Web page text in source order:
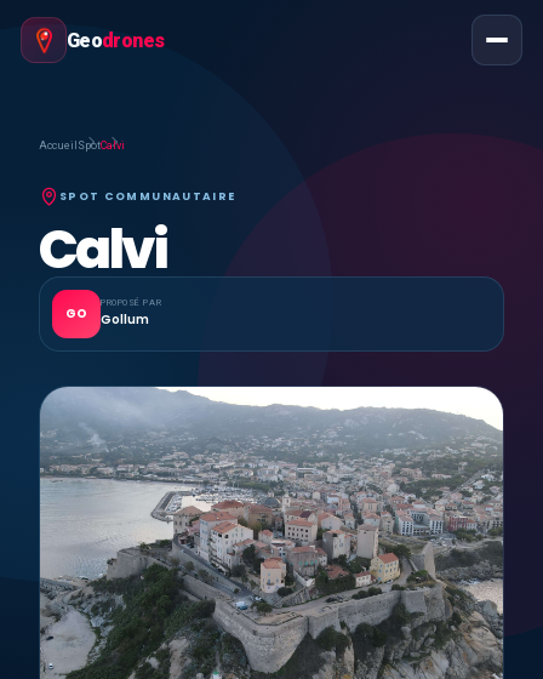
Geodrones
Accueil SpotCalvi
SPOT COMMUNAUTAIRE
Calvi
GO
PROPOSÉ PAR
Gollum